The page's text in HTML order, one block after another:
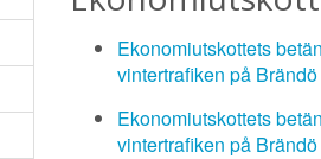
Ekonomiutskottets
vintertrafiken på
Ekonomiutskottets
vintertrafiken på